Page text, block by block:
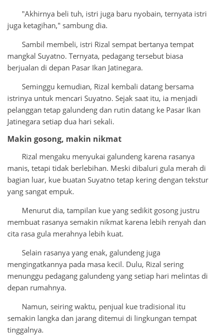
"Akhirnya beli tuh, istri juga baru nyobain, ternyata istri
juga ketagihan," sambung dia.
Sambil membeli, istri Rizal sempat bertanya tempat
mangkal Suyatno. Ternyata, pedagang tersebut biasa
berjualan di depan Pasar Ikan Jatinegara.
Seminggu kemudian, Rizal kembali datang bersama
istrinya untuk mencari Suyatno. Sejak saat itu, ia menjadi
pelanggan tetap galundeng dan rutin datang ke Pasar Ikan
Jatinegara setiap dua hari sekali.
Makin gosong, makin nikmat
Rizal mengaku menyukai galundeng karena rasanya
manis, tetapi tidak berlebihan. Meski dibaluri gula merah di
bagian luar, kue buatan Suyatno tetap kering dengan tekstur
yang sangat empuk.
Menurut dia, tampilan kue yang sedikit gosong justru
membuat rasanya semakin nikmat karena lebih renyah dan
cita rasa gula merahnya lebih kuat.
Selain rasanya yang enak, galundeng juga
mengingatkannya pada masa kecil. Dulu, Rizal sering
menunggu pedagang galundeng yang setiap hari melintas di
depan rumahnya.
Namun, seiring waktu, penjual kue tradisional itu
semakin langka dan jarang ditemui di lingkungan tempat
tinggalnya.